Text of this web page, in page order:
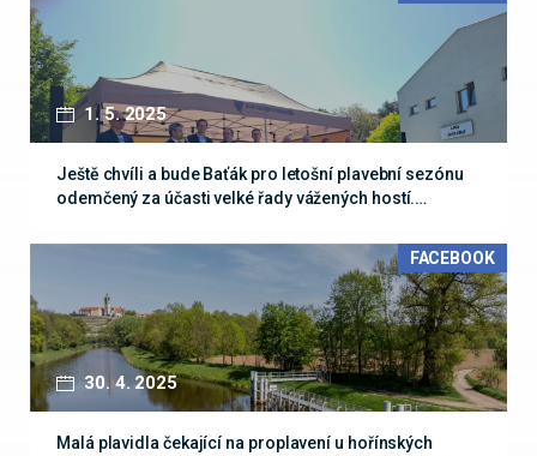
1. 5. 2025
Ještě chvíli a bude Baťák pro letošní plavební sezónu
odemčený za účasti velké řady vážených hostí.…
30. 4. 2025
FACEBOOK
Malá plavidla čekající na proplavení u hořínských